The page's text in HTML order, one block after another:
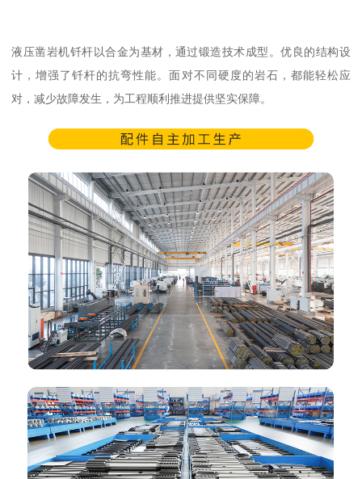
液压凿岩机钎杆以合金为基材，通过锻造技术成型。优良的结构设
计，增强了钎杆的抗弯性能。面对不同硬度的岩石，都能轻松应
对，减少故障发生，为工程顺利推进提供坚实保障。​